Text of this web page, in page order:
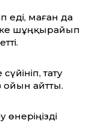
еді, маған да
шұңқырайып
сүйі­ніп, тату
айтты.